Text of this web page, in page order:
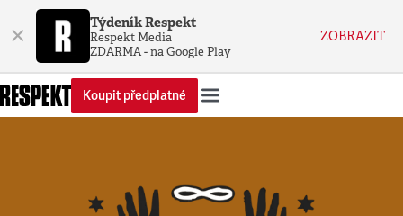
× Týdeník Respekt
Respekt Media
ZDARMA - na Google Play
ZOBRAZIT
Koupit předplatné